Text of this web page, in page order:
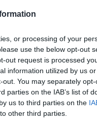
or processing of your
use the below opt-out
out request is processed
information utilized by us
You may separately
parties on the IAB’s list of
us to third parties on the
other third parties.
στην Ελλάδαμε
όπως ακριβώς
.Ενώ, έχει τη